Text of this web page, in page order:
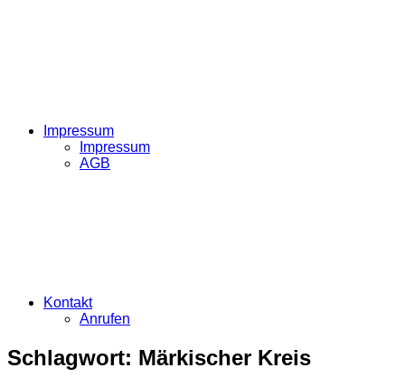
Impressum
Impressum
AGB
Kontakt
Anrufen
Schlagwort: Märkischer Kreis